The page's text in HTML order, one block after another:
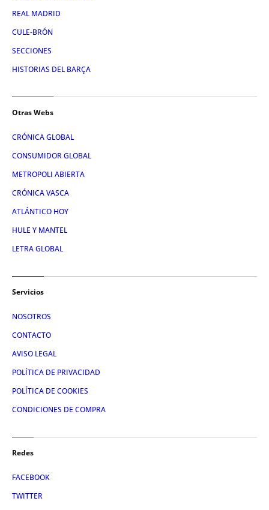
REAL MADRID
CULE-BRÓN
SECCIONES
HISTORIAS DEL BARÇA
Otras Webs
CRÓNICA GLOBAL
CONSUMIDOR GLOBAL
METROPOLI ABIERTA
CRÓNICA VASCA
ATLÁNTICO HOY
HULE Y MANTEL
LETRA GLOBAL
Servicios
NOSOTROS
CONTACTO
AVISO LEGAL
POLÍTICA DE PRIVACIDAD
POLÍTICA DE COOKIES
CONDICIONES DE COMPRA
Redes
FACEBOOK
TWITTER